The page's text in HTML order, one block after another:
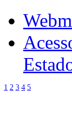
1 2 3 4 5